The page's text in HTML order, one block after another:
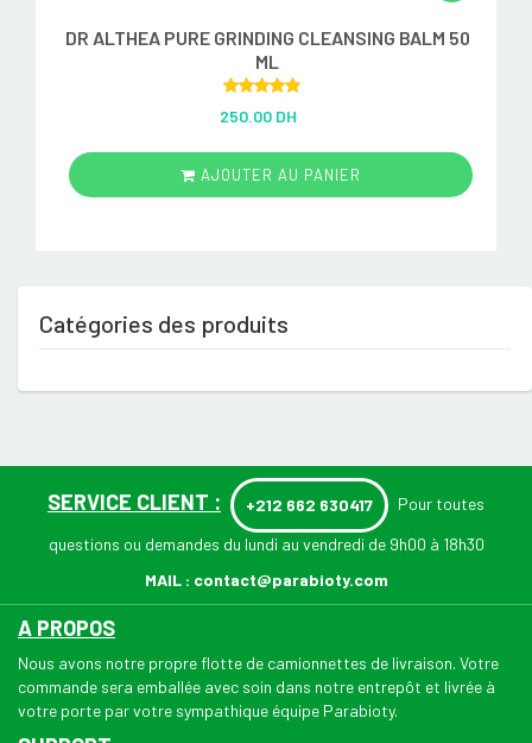
DR ALTHEA PURE GRINDING CLEANSING BALM 50
ML
out of 5
250.00 DH
AJOUTER AU PANIER
Catégories des produits
SERVICE CLIENT : +212 662 630417 Pour toutes
questions ou demandes du lundi au vendredi de 9h00 à 18h30
MAIL : contact@parabioty.com
A PROPOS
Nous avons notre propre flotte de camionnettes de livraison. Votre
commande sera emballée avec soin dans notre entrepôt et livrée à
votre porte par votre sympathique équipe Parabioty.